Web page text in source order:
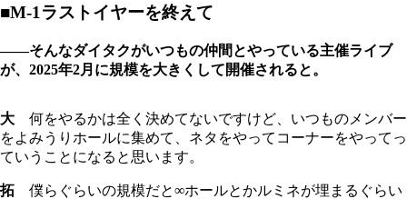
■M-1ラストイヤーを終えて
――そんなダイタクがいつもの仲間とやっている主催ライブ
が、2025年2月に規模を大きくして開催されると。
大 何をやるかは全く決めてないですけど、いつものメンバー
をよみうりホールに集めて、ネタをやってコーナーをやってっ
ていうことになると思います。
拓 僕らぐらいの規模だと∞ホールとかルミネが埋まるぐらい